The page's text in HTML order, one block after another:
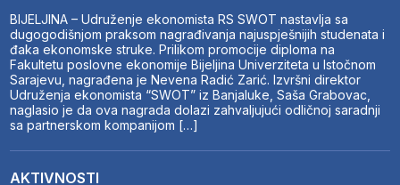
BIJELJINA – Udruženje ekonomista RS SWOT nastavlja sa
dugogodišnjom praksom nagrađivanja najuspješnijih studenata i
đaka ekonomske struke. Prilikom promocije diploma na
Fakultetu poslovne ekonomije Bijeljina Univerziteta u Istočnom
Sarajevu, nagrađena je Nevena Radić Zarić. Izvršni direktor
Udruženja ekonomista “SWOT” iz Banjaluke, Saša Grabovac,
naglasio je da ova nagrada dolazi zahvaljujući odličnoj saradnji
sa partnerskom kompanijom […]
AKTIVNOSTI